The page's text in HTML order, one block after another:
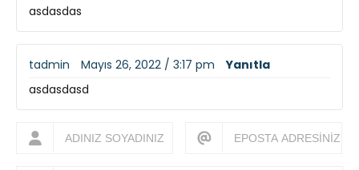
asdasdas
tadmin Mayıs 26, 2022 / 3:17 pm
Yanıtla
asdasdasd